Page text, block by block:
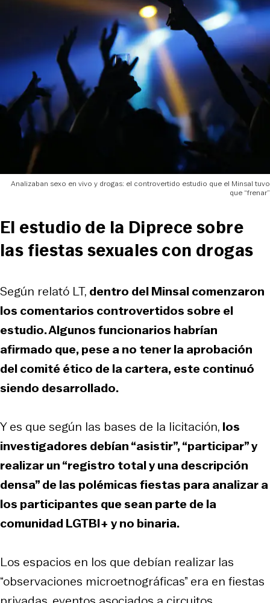
Analizaban sexo en vivo y drogas: el controvertido estudio que el Minsal tuvo
que “frenar”
El estudio de la Diprece sobre
las fiestas sexuales con drogas
Según relató LT, dentro del Minsal comenzaron
los comentarios controvertidos sobre el
estudio. Algunos funcionarios habrían
afirmado que, pese a no tener la aprobación
del comité ético de la cartera, este continuó
siendo desarrollado.
Y es que según las bases de la licitación, los
investigadores debían “asistir”, “participar” y
realizar un “registro total y una descripción
densa” de las polémicas fiestas para analizar a
los participantes que sean parte de la
comunidad LGTBI+ y no binaria.
Los espacios en los que debían realizar las
“observaciones microetnográficas” era en fiestas